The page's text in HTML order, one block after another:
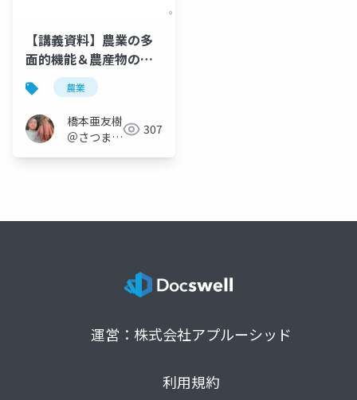
【講義資料】農業の多
面的機能＆農産物の生
産・流通・販売の仕組
み
農業
橋本亜友樹
＠さつまい
307
運営：株式会社アプルーシッド
利用規約